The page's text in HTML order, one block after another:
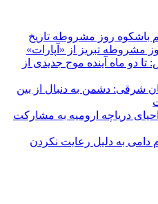
روز مشروطه تاریخ
مشروطه تبریز از «آپارات»
دو ماه آینده موج جدیدی از
شرقی: دشمن به دنبال از بین
دریاچه ارومیه به مشارکت
خام دامی به دلیل رعایت نکردن